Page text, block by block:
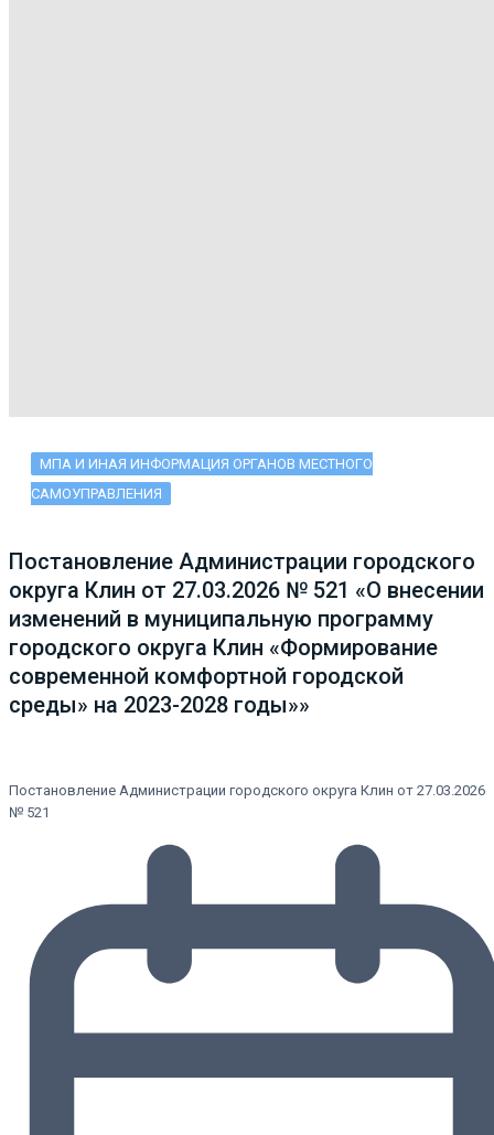
МПА И ИНАЯ ИНФОРМАЦИЯ ОРГАНОВ МЕСТНОГО
САМОУПРАВЛЕНИЯ
Постановление Администрации городского
округа Клин от 27.03.2026 № 521 «О внесении
изменений в муниципальную программу
городского округа Клин «Формирование
современной комфортной городской
среды» на 2023-2028 годы»»
Постановление Администрации городского округа Клин от 27.03.2026
№ 521